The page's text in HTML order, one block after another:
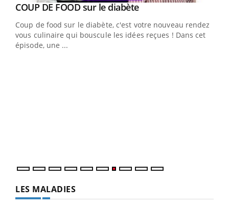
Youtube
COUP DE FOOD sur le diabèteYoutube
Coup de food sur le diabète, c'est votre nouveau rendez-
vous culinaire qui bouscule les idées reçues ! Dans cet
épisode, une ...
Youtube
Quand l’entreprise mise sur le bien être global
"Les rendez-vous de la santé et de la qualité de vie au
travail" de Pourquoi Docteur reçoivent Régis Blugeon,
DRH et directeur ...
LES MALADIES